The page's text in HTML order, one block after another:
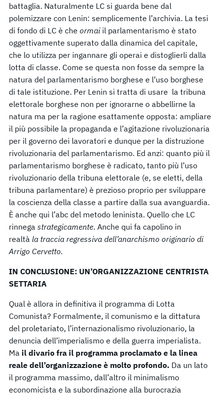
battaglia. Naturalmente LC si guarda bene dal
polemizzare con Lenin: semplicemente l’archivia. La tesi
di fondo di LC è che ormaiil parlamentarismo è stato
oggettivamente superato dalla dinamica del capitale,
che lo utilizza per ingannare gli operai e distoglierli dalla
lotta di classe. Come se questa non fosse da sempre la
natura del parlamentarismo borghese e l’uso borghese
di tale istituzione. Per Lenin si tratta di usare la tribuna
elettorale borghese non per ignorarne o abbellirne la
natura ma per la ragione esattamente opposta: ampliare
il più possibile la propaganda e l’agitazione rivoluzionaria
per il governo dei lavoratori e dunque per la distruzione
rivoluzionaria del parlamentarismo. Ed anzi: quanto più il
parlamentarismo borghese è radicato, tanto più l’uso
rivoluzionario della tribuna elettorale (e, se eletti, della
tribuna parlamentare) è prezioso proprio per sviluppare
la coscienza della classe a partire dalla sua avanguardia.
È anche qui l’abc del metodo leninista. Quello che LC
rinnega strategicamente. Anche qui fa capolino in
realtà la traccia regressiva dell’anarchismo originario di
Arrigo Cervetto.
IN CONCLUSIONE: UN’ORGANIZZAZIONE CENTRISTA
SETTARIA
Qual è allora in definitiva il programma di Lotta
Comunista? Formalmente, il comunismo e la dittatura
del proletariato, l’internazionalismo rivoluzionario, la
denuncia dell’imperialismo e della guerra imperialista.
Ma il divario fra il programma proclamato e la linea
reale dell’organizzazione è molto profondo. Da un lato
il programma massimo, dall’altro il minimalismo
economicista e la subordinazione alla burocrazia